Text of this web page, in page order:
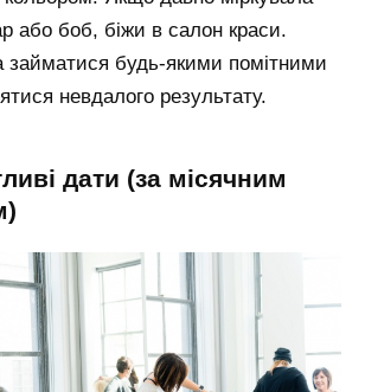
або боб, біжи в салон краси.
займатися будь-якими помітними
невдалого результату.